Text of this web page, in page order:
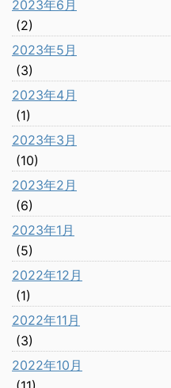
2023年6月
(2)
2023年5月
(3)
2023年4月
(1)
2023年3月
(10)
2023年2月
(6)
2023年1月
(5)
2022年12月
(1)
2022年11月
(3)
2022年10月